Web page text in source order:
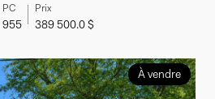
PC
955
Prix
389 500.0 $
À vendre